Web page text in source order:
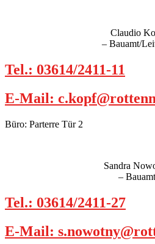
Claudio
– Bauamt/
Tel.: 03614/2411-11
E-Mail:
Büro: Parterre Tür 2
Sandra
– Bauamt
Tel.: 03614/2411-27
E-Mail: